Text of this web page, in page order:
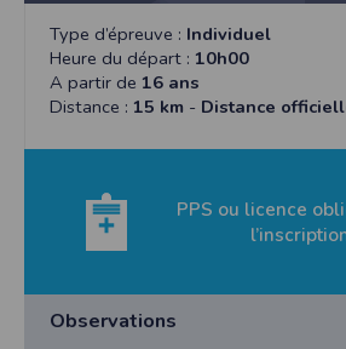
mètres
o Poussin : entre 10 et 11 ans -
mètres
o Benjamin : entre 12 et 13 ans -
mètres
o Tarif : 2 € - inscription sur place 3
Alors à vos baskets et rendez-vous
Toute inscription à une épreuve de
2) Localisation
Type d’épreuve : Individuel
Heure du départ : 10h00
A partir de 16 ans
Distance : 15 km - Distance
PPS ou licence
Observations